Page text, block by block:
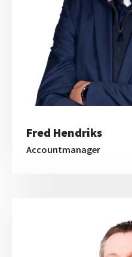
Fred Hendriks
Accountmanager